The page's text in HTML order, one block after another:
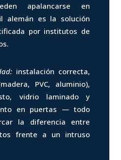
apalancarse en
alemán es la solución
por institutos de
instalación correcta,
PVC, aluminio),
vidrio laminado y
en puertas — todo
la diferencia entre
frente a un intruso